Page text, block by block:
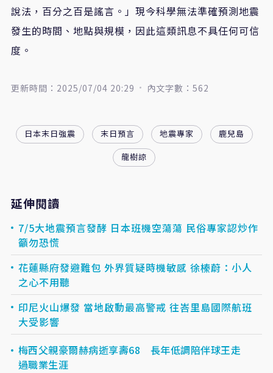
說法，百分之百是謠言。」現今科學無法準確預測地震
發生的時間、地點與規模，因此這類訊息不具任何可信
度。
更新時間：2025/07/04 20:29 內文字數：562
日本末日強震 末日預言 地震專家
鹿兒島
龍樹諒
延伸閱讀
7/5大地震預言發酵 日本班機空蕩蕩 民俗專家認炒作
籲勿恐慌
花蓮縣府發避難包 外界質疑時機敏感 徐榛蔚：小人
之心不用聽
印尼火山爆發 當地啟動最高警戒 往峇里島國際航班
大受影響
梅西父親豪爾赫病逝享壽68 長年低調陪伴球王走
過職業生涯